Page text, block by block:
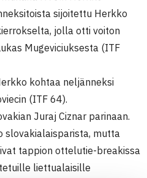
sijoitettu Herkko
jolla otti voiton
Mugeviciuksesta (ITF
kohtaa neljänneksi
(ITF 64).
Juraj Ciznar parinaan.
slovakialaisparista, mutta
tappion ottelutie-breakissa
liettualaisille